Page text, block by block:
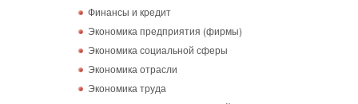
Финансы и кредит
Экономика предприятия (фирмы)
Экономика социальной сферы
Экономика отрасли
Экономика труда